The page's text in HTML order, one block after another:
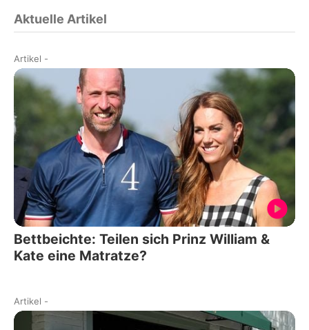
Aktuelle Artikel
Artikel -
Bettbeichte: Teilen sich Prinz William &
Kate eine Matratze?
Artikel -